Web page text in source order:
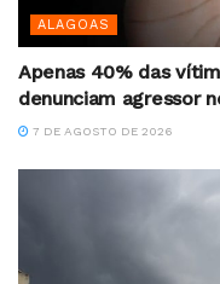
ALAGOAS
Apenas 40% das
denunciam agressor
7 DE AGOSTO DE 2026